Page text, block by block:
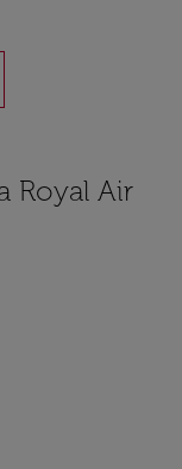
Royal Air